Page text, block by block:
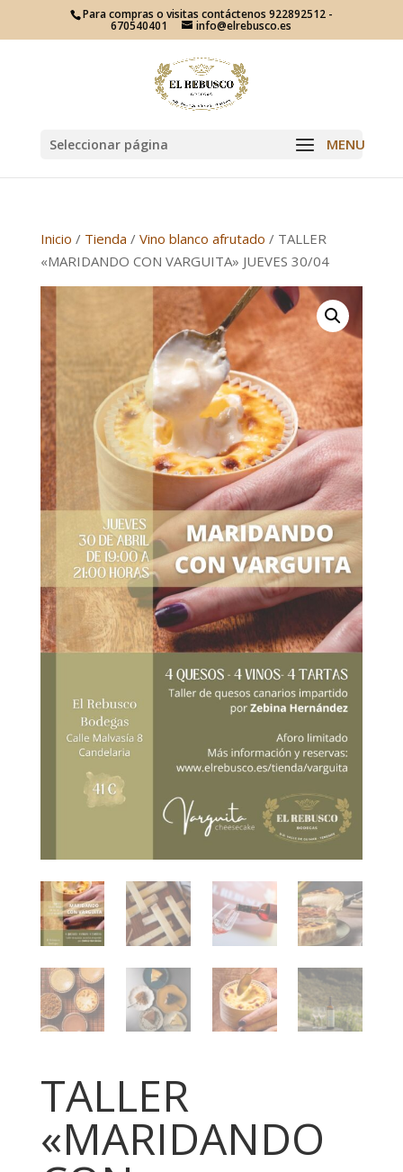
Para compras o visitas contáctenos 922892512 -
670540401 info@elrebusco.es
Seleccionar página
Inicio / Tienda / Vino blanco afrutado / TALLER
«MARIDANDO CON VARGUITA» JUEVES 30/04
TALLER
«MARIDANDO